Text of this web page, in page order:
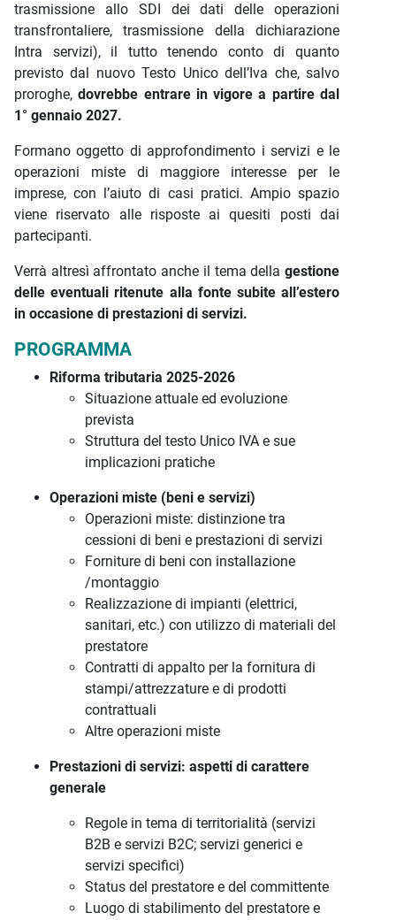
trasmissione allo SDI dei dati delle operazioni
transfrontaliere, trasmissione della dichiarazione
Intra servizi), il tutto tenendo conto di quanto
previsto dal nuovo Testo Unico dell’Iva che, salvo
proroghe, dovrebbe entrare in vigore a partire dal
1° gennaio 2027.
Formano oggetto di approfondimento i servizi e le
operazioni miste di maggiore interesse per le
imprese, con l’aiuto di casi pratici. Ampio spazio
viene riservato alle risposte ai quesiti posti dai
partecipanti.
Verrà altresì affrontato anche il tema della gestione
delle eventuali ritenute alla fonte subite all’estero
in occasione di prestazioni di servizi.
PROGRAMMA
Riforma tributaria 2025-2026
Situazione attuale ed evoluzione
prevista
Struttura del testo Unico IVA e sue
implicazioni pratiche
Operazioni miste (beni e servizi)
Operazioni miste: distinzione tra
cessioni di beni e prestazioni di servizi
Forniture di beni con installazione
/montaggio
Realizzazione di impianti (elettrici,
sanitari, etc.) con utilizzo di materiali del
prestatore
Contratti di appalto per la fornitura di
stampi/attrezzature e di prodotti
contrattuali
Altre operazioni miste
Prestazioni di servizi: aspetti di carattere
generale
Regole in tema di territorialità (servizi
B2B e servizi B2C; servizi generici e
servizi specifici)
Status del prestatore e del committente
Luogo di stabilimento del prestatore e